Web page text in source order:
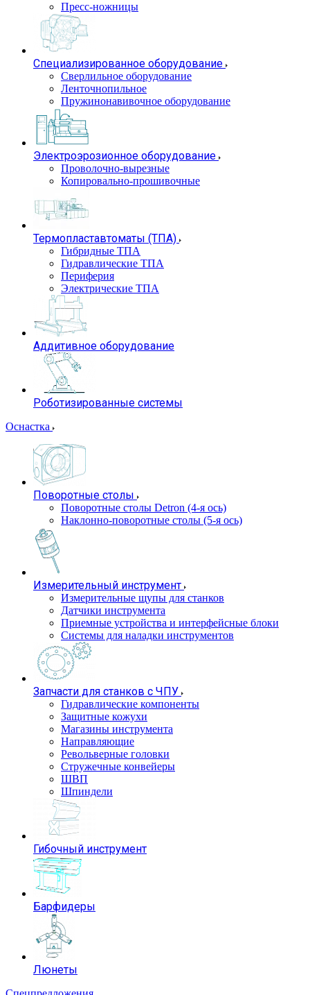
Пресс-ножницы
Специализированное оборудование
Сверлильное оборудование
Ленточнопильное
Пружинонавивочное оборудование
Электроэрозионное оборудование
Проволочно-вырезные
Копировально-прошивочные
Термопластавтоматы (ТПА)
Гибридные ТПА
Гидравлические ТПА
Периферия
Электрические ТПА
Аддитивное оборудование
Роботизированные системы
Оснастка
Поворотные столы
Поворотные столы Detron (4-я ось)
Наклонно-поворотные столы (5-я ось)
Измерительный инструмент
Измерительные щупы для станков
Датчики инструмента
Приемные устройства и интерфейсные блоки
Системы для наладки инструментов
Запчасти для станков с ЧПУ
Гидравлические компоненты
Защитные кожухи
Магазины инструмента
Направляющие
Револьверные головки
Стружечные конвейеры
ШВП
Шпиндели
Гибочный инструмент
Барфидеры
Люнеты